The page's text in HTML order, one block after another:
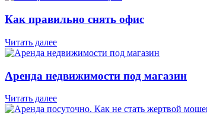
Как правильно снять офис
Читать далее
Аренда недвижимости под магазин
Читать далее